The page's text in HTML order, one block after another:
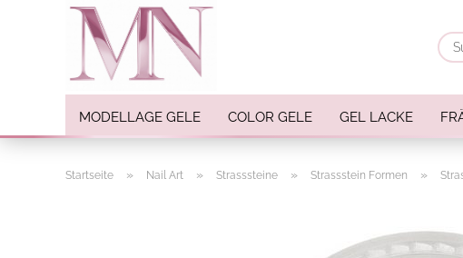
MODELLAGE GELE COLOR GELE GEL LACKE
Startseite » Nail Art » Strasssteine » Strassstein Formen »